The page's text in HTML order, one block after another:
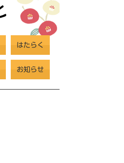
はたらく
お知らせ